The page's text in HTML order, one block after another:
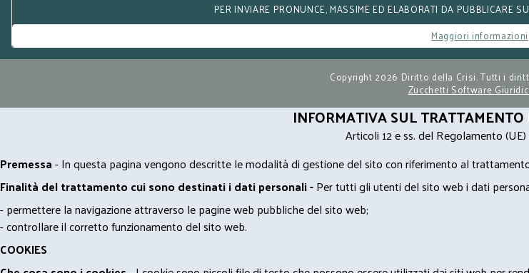
PER INVIARE PRONUNCE, MASSIME ED ELABORATI DA PUBBLICARE
Maggiori informazioni
Copyright 2026 Diritto della Crisi. Tutti i
Zucchetti Software
INFORMATIVA SUL
Articoli 12 e ss. del Regolamento
Premessa- In questa pagina vengono descritte le modalità di gestione del sito con riferimento al
Finalità del trattamento cui sono destinati i dati personali -Per tutti gli utenti del sito web i dati
- permettere la navigazione attraverso le pagine web pubbliche del sito web;
- controllare il corretto funzionamento del sito web.
COOKIES